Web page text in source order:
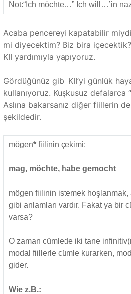
Not:“Ich möchte…” Ich will…’in
Acaba pencereyi kapatabilir
mi diyecektim? Biz bira
KII yardımıyla yapıyoruz.
Gördüğünüz gibi KII’yi günlük
kullanıyoruz. Kuşkusuz defalarca
Aslına bakarsanız diğer fiillerin de
şekildedir.
mögen* fiilinin çekimi:
mag, möchte, habe gemocht
mögen fiilinin istemek
gibi anlamları vardır. Fakat ya bir
varsa?
O zaman cümlede iki tane
modal fiillerle cümle kurarken,
gider.
Wie z.B.: